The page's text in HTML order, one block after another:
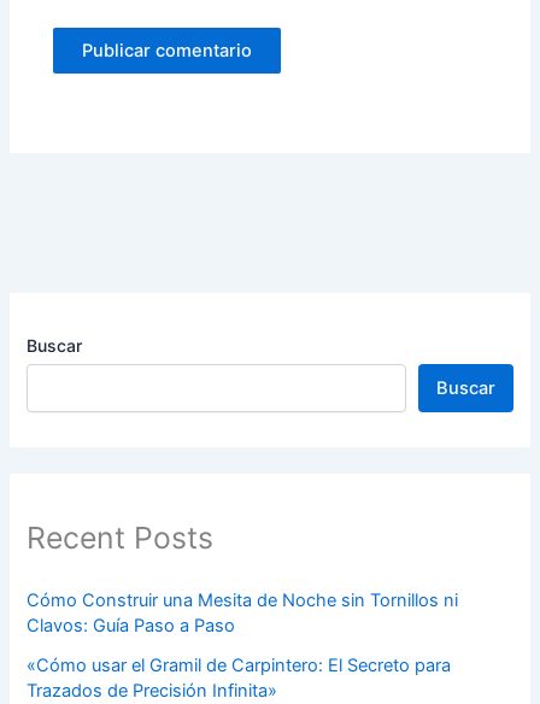
Buscar
Buscar
Recent Posts
Cómo Construir una Mesita de Noche sin Tornillos ni
Clavos: Guía Paso a Paso
«Cómo usar el Gramil de Carpintero: El Secreto para
Trazados de Precisión Infinita»